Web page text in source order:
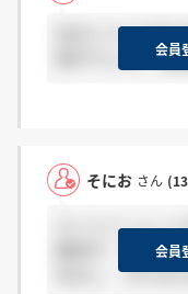
先日ソフトで内
後半でした。 英
会員
そにお さん
エントリーシー
絡来ず… 確認の
汰なし… ダメな
会員